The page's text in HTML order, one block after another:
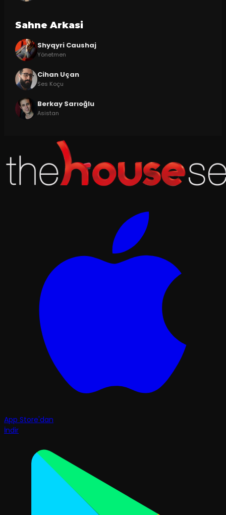
Sahne Arkasi
Shyqyri Caushaj
Yönetmen
Cihan Uçan
Ses Koçu
Berkay Sarıoğlu
Asistan
App Store'dan
İndir